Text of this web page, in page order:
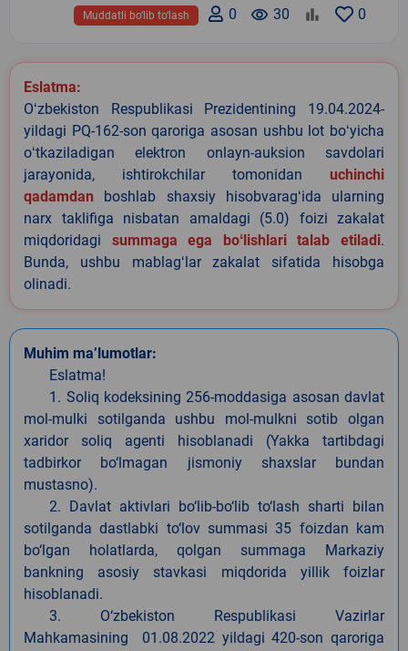
0
remove_red_eye 30
0
Muddatli bo‘lib to‘lash
Eslatma:
Oʻzbekiston Respublikasi Prezidentining 19.04.2024-
yildagi PQ-162-son qaroriga asosan ushbu lot boʻyicha
oʻtkaziladigan elektron onlayn-auksion savdolari
jarayonida, ishtirokchilar tomonidan uchinchi
qadamdan boshlab shaxsiy hisobvaragʻida ularning
narx taklifiga nisbatan amaldagi (5.0) foizi zakalat
miqdoridagi summaga ega boʻlishlari talab etiladi.
Bunda, ushbu mablagʻlar zakalat sifatida hisobga
olinadi.
Muhim ma’lumotlar:
Eslatma!
1. Soliq kodeksining 256-moddasiga asosan davlat
mol-mulki sotilganda ushbu mol-mulkni sotib olgan
xaridor soliq agenti hisoblanadi (Yakka tartibdagi
tadbirkor bo‘lmagan jismoniy shaxslar bundan
mustasno).
2. Davlat aktivlari bo‘lib-bo‘lib to‘lash sharti bilan
sotilganda dastlabki to‘lov summasi 35 foizdan kam
bo‘lgan holatlarda, qolgan summaga Markaziy
bankning asosiy stavkasi miqdorida yillik foizlar
hisoblanadi.
3. O‘zbekiston Respublikasi Vazirlar
Mahkamasining 01.08.2022 yildagi 420-son qaroriga